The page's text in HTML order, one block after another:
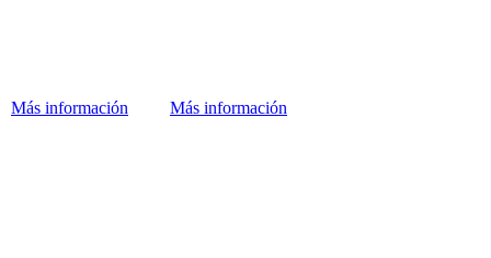
Más información Más información